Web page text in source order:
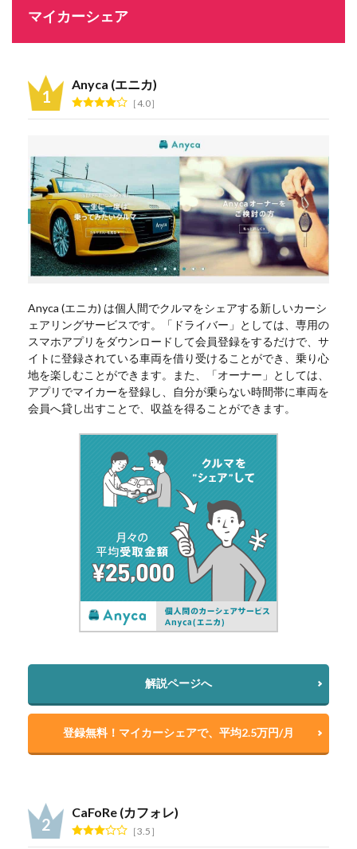
マイカーシェア
Anyca (エニカ)
4.0
Anyca (エニカ) は個人間でクルマをシェアする新しいカーシ
ェアリングサービスです。「ドライバー」としては、専用の
スマホアプリをダウンロードして会員登録をするだけで、サ
イトに登録されている車両を借り受けることができ、乗り心
地を楽しむことができます。また、「オーナー」としては、
アプリでマイカーを登録し、自分が乗らない時間帯に車両を
会員へ貸し出すことで、収益を得ることができます。
解説ページへ
登録無料！マイカーシェアで、平均2.5万円/月
CaFoRe (カフォレ)
3.5